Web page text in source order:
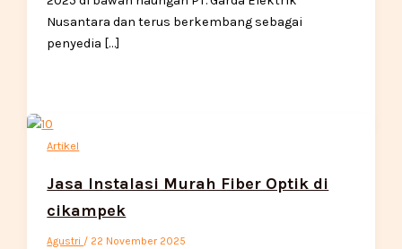
Nusantara dan terus berkembang sebagai
penyedia […]
Artikel
Jasa Instalasi Murah Fiber Optik di
cikampek
Agustri / 22 November 2025